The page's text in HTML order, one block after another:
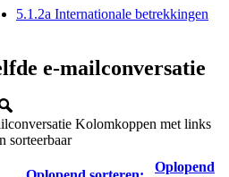
5.1.2a Internationale betrekkingen
e-mailconversatie
Kolomkoppen met links
sorteerbaar
Oplopend